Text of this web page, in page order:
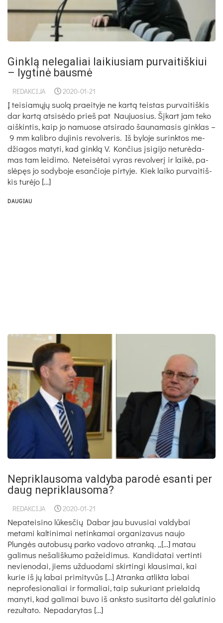
Gink­lą ne­le­ga­liai lai­kiu­siam pur­vai­tiš­kiui
– lyg­ti­nė baus­mė
REDAKCIJA 2020-01-21
Į tei­sia­mų­jų suo­lą praei­ty­je ne kar­tą teis­tas pur­vai­tiš­kis
dar kar­tą at­si­sė­do prieš pat Nau­juo­sius. Šį­kart jam te­ko
aiš­kin­tis, kaip jo na­muo­se at­si­ra­do šau­na­ma­sis gink­las –
9 mm ka­lib­ro du­ji­nis re­vol­ve­ris. Iš by­lo­je su­rink­tos me­
džia­gos ma­ty­ti, kad gink­lą V. Kon­čius įsi­gi­jo ne­tu­rė­da­
mas tam lei­di­mo. Ne­tei­sė­tai vy­ras re­vol­ve­rį ir lai­kė, pa­
slė­pęs jo so­dy­bo­je esan­čio­je pir­ty­je. Kiek lai­ko pur­vai­tiš­
kis tu­rė­jo […]
DAUGIAU
Nep­rik­lau­so­ma val­dy­ba pa­ro­dė esan­ti per
daug ne­prik­lau­so­ma?
REDAKCIJA 2020-01-21
Nepateisino lūkesčių Dabar jau buvusiai valdybai
metami kaltinimai netinkamai organizavus naujo
Plungės autobusų parko vadovo atranką. „[…] matau
galimus nešališkumo pažeidimus. Kandidatai vertinti
nevienodai, jiems užduodami skirtingi klausimai, kai
kurie iš jų labai primityvūs […] Atranka atlikta labai
neprofesionaliai ir formaliai, taip sukuriant prielaidą
manyti, kad galimai buvo iš anksto susitarta dėl galutinio
rezultato. Nepadarytas […]